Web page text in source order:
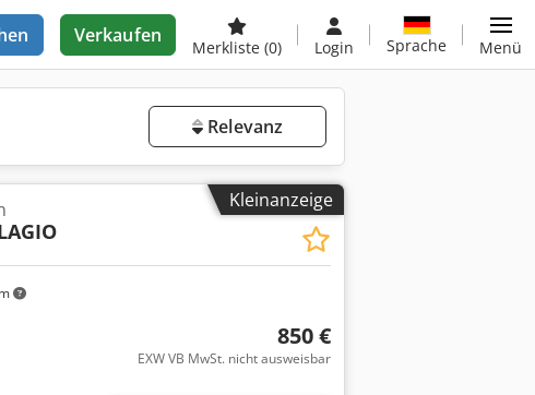
Verkaufen
Merkliste (0) Login Sprache Menü
Relevanz
Kleinanzeige
850 €
EXW VB MwSt. nicht ausweisbar